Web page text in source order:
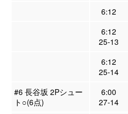
6:12
6:12
25-13
6:12
25-14
#6 長谷坂 2Pシュー
ト○(6点)
6:00
27-14